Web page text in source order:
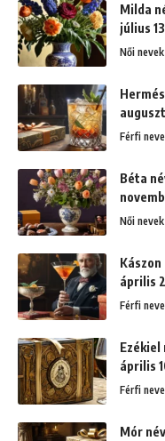
Milda
július
Női
Férfi
Béta
Női
április
Férfi
Ezékiel
április
Férfi
Mór